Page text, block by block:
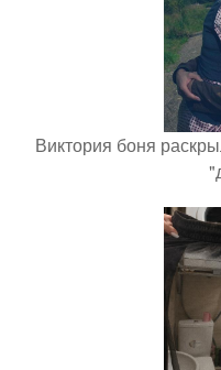
Виктория боня